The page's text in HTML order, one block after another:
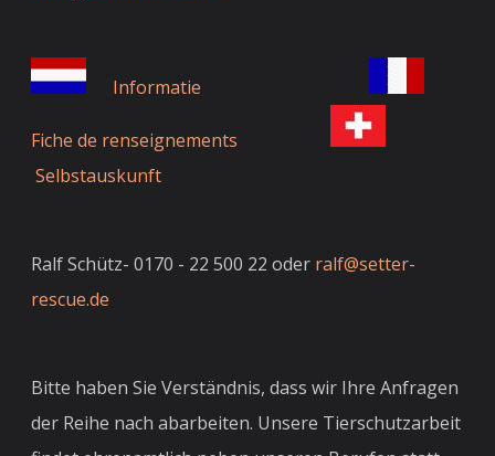
Informatie
Fiche de renseignements
Selbstauskunft
Ralf Schütz- 0170 - 22 500 22 oder ralf@setter-
rescue.de
Bitte haben Sie Verständnis, dass wir Ihre Anfragen
der Reihe nach abarbeiten. Unsere Tierschutzarbeit